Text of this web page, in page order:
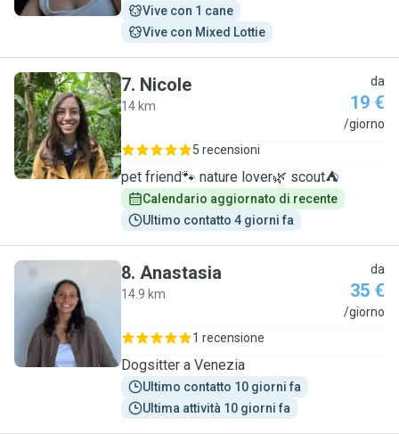
Vive con 1 cane
Vive con Mixed Lottie
N
7. Nicole
14 km
da
19 €
/giorno
5 recensioni
pet friend🐾 nature lover🌿 scout⛺
Calendario aggiornato di recente
Ultimo contatto 4 giorni fa
A
8. Anastasia
14.9 km
da
35 €
/giorno
1 recensione
Dogsitter a Venezia
Ultimo contatto 10 giorni fa
Ultima attività 10 giorni fa